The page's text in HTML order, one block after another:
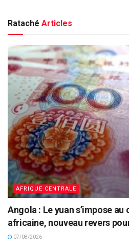
Rataché Articles
AFRIQUE CENTRALE
Angola : Le yuan s’impose
africaine, nouveau revers
07/08/2026